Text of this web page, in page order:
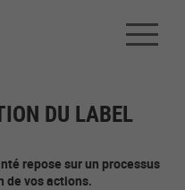
DU LABEL
repose sur un processus
de vos actions.